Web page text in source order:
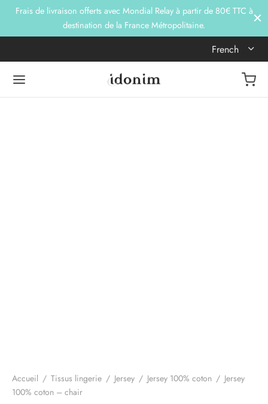
Frais de livraison offerts avec Mondial Relay à partir de 80€ TTC à
destination de la France Métropolitaine.
French
Accueil / Tissus lingerie / Jersey / Jersey 100% coton / Jersey
100% coton – chair